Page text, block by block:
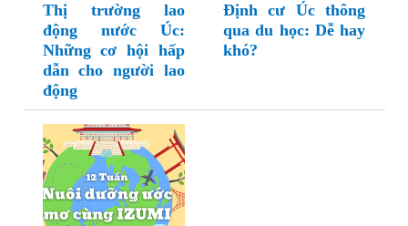
Thị trường lao
động nước Úc:
Những cơ hội hấp
dẫn cho người lao
động
Định cư Úc thông
qua du học: Dễ hay
khó?